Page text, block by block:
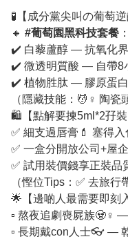
🧪【成分黨尖叫の葡萄逆
🔸 #葡萄園黑科技套餐 ：
✔️ 白藜蘆醇 — 抗氧化
✔️ 微透明質酸 — 自帶8
✔️ 植物胜肽 — 膠原蛋
（隱藏技能：💆♀️ 陶瓷
🛍️【點解要揀5ml*2孖裝
✅ 細支過唇膏💄 塞得
✅ 一盒分開放公司+屋
✅ 試用裝價錢享正裝品
（慳位Tips：✅ 去旅行
🌟【邊啲人最需要即刻
▫️ 熬夜追劇喪屍族🧟♀️
▫️ 長期戴con人士👓 —